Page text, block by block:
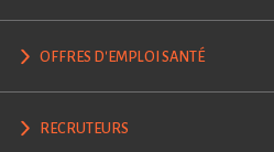
OFFRES D'EMPLOI SANTÉ
RECRUTEURS